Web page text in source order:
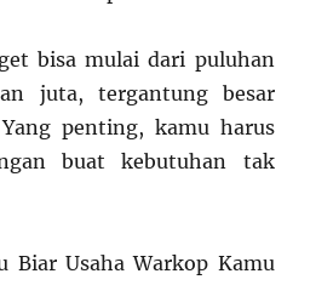
bisa mulai dari puluhan
juta, tergantung besar
penting, kamu harus
buat kebutuhan tak
Biar Usaha Warkop Kamu